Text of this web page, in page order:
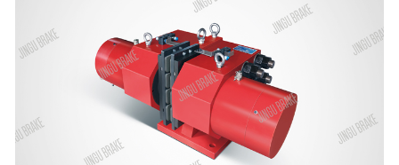
- 广东脚踏液压鼓式制动器
- 广东电磁铁鼓式制动器
- 广东液压鼓式制动器